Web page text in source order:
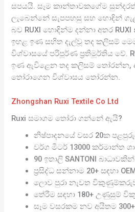
සපයයි. සෑම කාන්තාවකගේම
ලැබෙන්නේ සැපපහසු සහ හොඳින්
බව RUXI හොඳින්ම දන්නා අතර
ඉහළ ඉණ සහිත දැල්වූ තද කලිසම්
විශ්වාසයේ පරිපූර්ණ ප්‍රතිමූර්තිය වේ.
ඉණ ඇවිළෙන තද කලිසම් තෝරන්න,
තෝරාගෙන විශ්වාසය තෝරන්න.
Zhongshan Ruxi Textile Co Ltd
Ruxi සමාගම තෝරා ගන්නේ ඇයි?
නිෂ්පාදනයේ වසර 20ක
වර්ග මීටර් 13000 කර්මාන්ත
90 ඉතාලි SANTONI
ප්‍රසිද්ධ සන්නාම 20+ සඳහා
ලොව පුරා නැවත
තේරීම සඳහා 180+ උණුසුම්
සෑම වසරකම නව අයිතම 300+